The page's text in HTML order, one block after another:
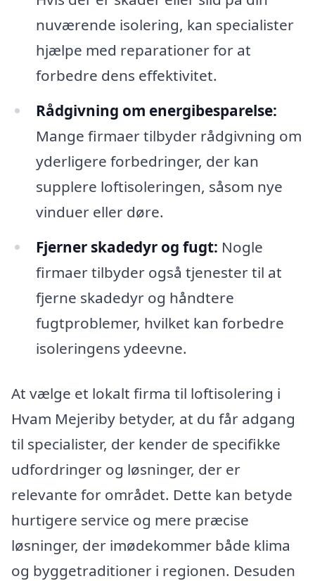
nuværende isolering, kan specialister
hjælpe med reparationer for at
forbedre dens effektivitet.
Rådgivning om energibesparelse:
Mange firmaer tilbyder rådgivning om
yderligere forbedringer, der kan
supplere loftisoleringen, såsom nye
vinduer eller døre.
Fjerner skadedyr og fugt: Nogle
firmaer tilbyder også tjenester til at
fjerne skadedyr og håndtere
fugtproblemer, hvilket kan forbedre
isoleringens ydeevne.
At vælge et lokalt firma til loftisolering i
Hvam Mejeriby betyder, at du får adgang
til specialister, der kender de specifikke
udfordringer og løsninger, der er
relevante for området. Dette kan betyde
hurtigere service og mere præcise
løsninger, der imødekommer både klima
og byggetraditioner i regionen. Desuden